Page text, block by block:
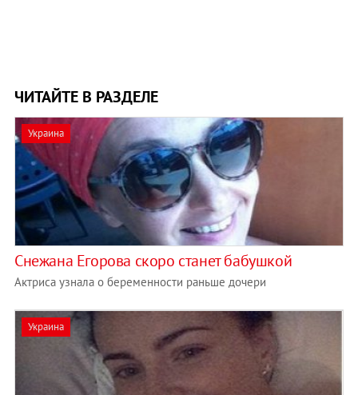
ЧИТАЙТЕ В РАЗДЕЛЕ
Украина
Снежана Егорова скоро станет бабушкой
Актриса узнала о беременности раньше дочери
Украина